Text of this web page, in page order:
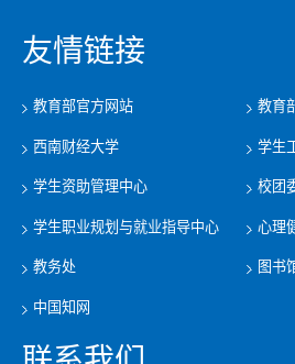
友情链接
教育部官方网站 教育
西南财经大学 学生
学生资助管理中心 校团
学生职业规划与就业指导中心 心理
教务处 图书
中国知网